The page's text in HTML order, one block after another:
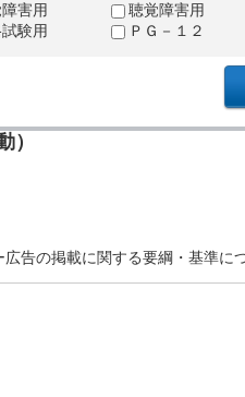
害用
聴覚障害用
験用
ＰＧ－１２
）
広告の掲載に関する要綱・基準に